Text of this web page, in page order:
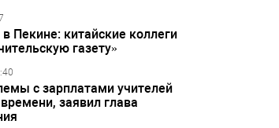
Пекине: китайские коллеги
газету»
с зарплатами учителей
заявил глава